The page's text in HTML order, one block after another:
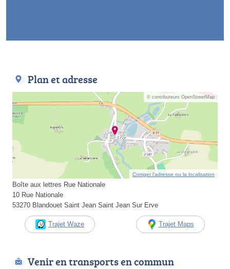
Plan et adresse
© contributeurs OpenStreetMap
Corriger l’adresse ou la localisation
Boîte aux lettres Rue Nationale
10 Rue Nationale
53270 Blandouet Saint Jean Saint Jean Sur Erve
Trajet Waze Trajet Maps
Venir en transports en commun